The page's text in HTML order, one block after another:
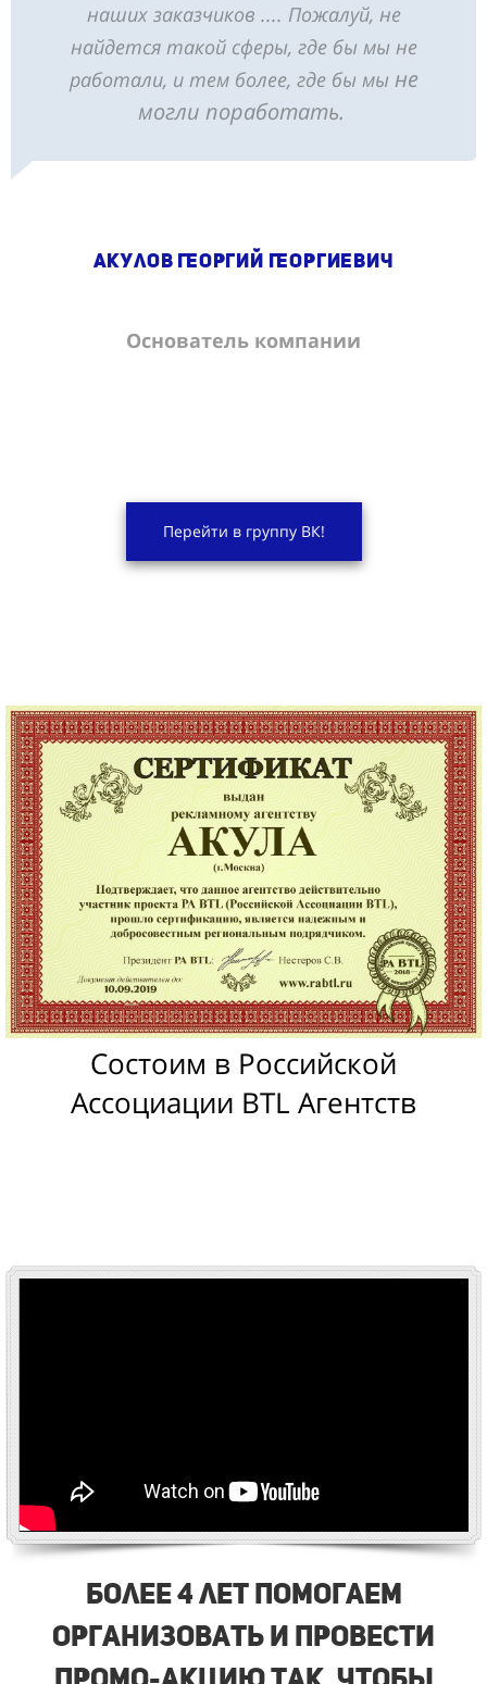
наших заказчиков .... Пожалуй, не
найдется такой сферы, где бы мы не
работали, и тем более, где бы мы не
могли поработать.
Акулов Георгий Георгиевич
Основатель компании
Перейти в группу ВК!
Состоим в Российской
Ассоциации BTL Агентств
Более 4 лет помогаем
организовать и провести